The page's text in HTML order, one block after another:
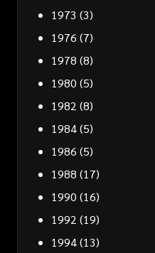
1973 (3)
1976 (7)
1978 (8)
1980 (5)
1982 (8)
1984(5)
1986 (5)
1988 (17)
1990 (16)
1992 (19)
1994(13)